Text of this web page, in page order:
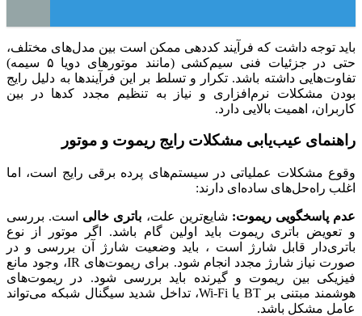
باید توجه داشت که فرآیند کددهی ممکن است بین مدل‌های مختلف،
حتی در جزئیات فنی سیم‌کشی (مانند موتورهای دویا ۵ سیمه)
تفاوت‌هایی داشته باشد. تکرار و تسلط بر این فرآیندها به دلیل رایج
بودن مشکلات نرم‌افزاری و نیاز به تنظیم مجدد کدها در بین
کاربران، اهمیت بالایی دارد.
راهنمای عیب‌یابی مشکلات رایج ریموت و موتور
وقوع مشکلات عملیاتی در سیستم‌های پرده برقی رایج است، اما
اغلب راه‌حل‌های ساده‌ای دارند:
عدم پاسخگویی ریموت: شایع‌ترین علت، باتری خالی است. بررسی
و تعویض باتری ریموت باید اولین گام باشد. اگر موتور از نوع
باتری‌دار قابل شارژ است ، باید وضعیت شارژ آن بررسی و در
صورت نیاز شارژ مجدد انجام شود. برای ریموت‌های IR، وجود مانع
فیزیکی بین ریموت و گیرنده باید بررسی شود. در ریموت‌های
هوشمند مبتنی بر BT یا Wi-Fi، تداخل شدید سیگنال شبکه می‌تواند
عامل مشکل باشد.